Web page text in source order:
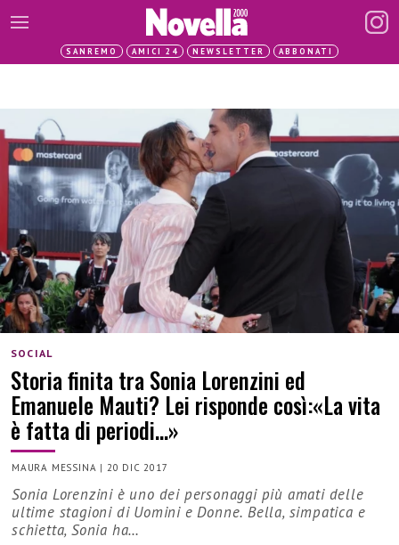
SANREMO AMICI 24 NEWSLETTER ABBONATI
SOCIAL
Storia finita tra Sonia Lorenzini ed
Emanuele Mauti? Lei risponde così:«La vita
è fatta di periodi…»
MAURA MESSINA | 20 DIC 2017
Sonia Lorenzini è uno dei personaggi più amati delle
ultime stagioni di Uomini e Donne. Bella, simpatica e
schietta, Sonia ha…